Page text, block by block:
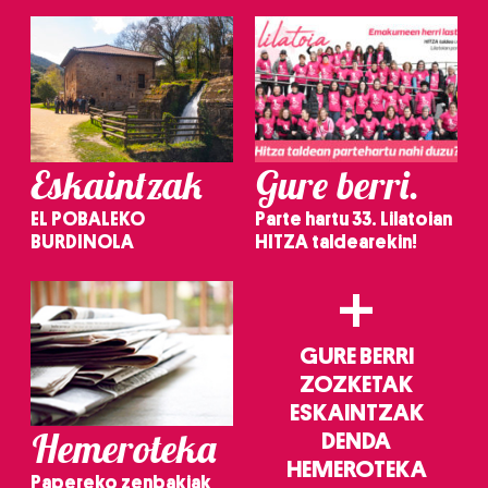
Eskaintzak
EL POBALEKO
BURDINOLA
Gure berri.
Parte hartu 33. Lilatoian
HITZA taldearekin!
Hemeroteka
Papereko zenbakiak
+
GURE BERRI
ZOZKETAK
ESKAINTZAK
DENDA
HEMEROTEKA